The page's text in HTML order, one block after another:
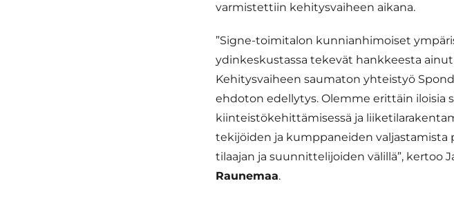
varmistettiin kehitysvaiheen aikana.
”Signe-toimitalon kunnianhimoiset
ydinkeskustassa tekevät hankkeesta
Kehitysvaiheen saumaton yhteistyö
ehdoton edellytys. Olemme erittäin iloisia
kiinteistökehittämisessä ja
tekijöiden ja kumppaneiden valjastamista
tilaajan ja suunnittelijoiden välillä”, kertoo
Raunemaa.